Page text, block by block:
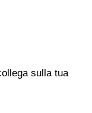
sulla tua